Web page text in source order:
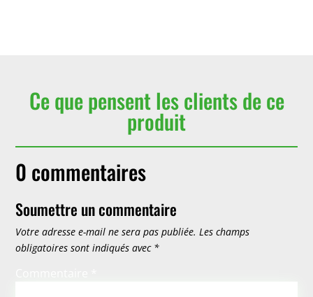
Ce que pensent les clients de ce
produit
0 commentaires
Soumettre un commentaire
Votre adresse e-mail ne sera pas publiée. Les champs
obligatoires sont indiqués avec *